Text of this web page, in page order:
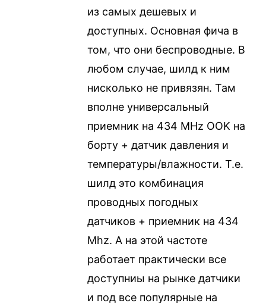
из самых дешевых и
доступных. Основная фича в
том, что они беспроводные. В
любом случае, шилд к ним
нисколько не привязян. Там
вполне универсальный
приемник на 434 MHz OOK на
борту + датчик давления и
температуры/влажности. Т.е.
шилд это комбинация
проводных погодных
датчиков + приемник на 434
Mhz. А на этой частоте
работает практически все
доступниы на рынке датчики
и под все популярные на